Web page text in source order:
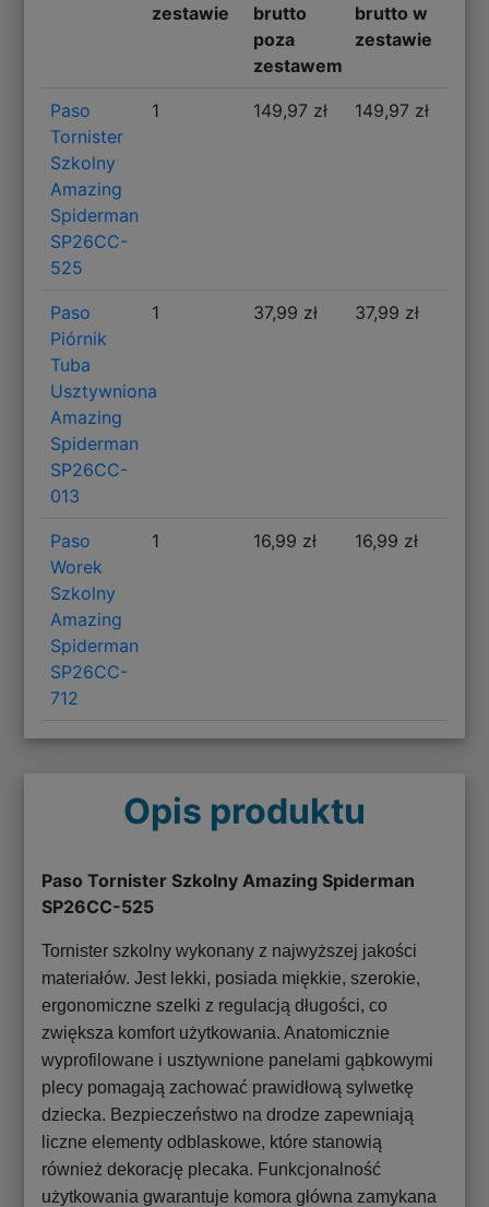
zestawie
brutto
poza
zestawem
brutto w
zestawie
Paso
Tornister
Szkolny
Amazing
Spiderman
SP26CC-
525
1 149,97 zł 149,97 zł
Paso
Piórnik
Tuba
Usztywniona
Amazing
Spiderman
SP26CC-
013
1 37,99 zł 37,99 zł
Paso
Worek
Szkolny
Amazing
Spiderman
SP26CC-
712
1 16,99 zł 16,99 zł
Opis produktu
Paso Tornister Szkolny Amazing Spiderman
SP26CC-525
Tornister szkolny wykonany z najwyższej jakości
materiałów. Jest lekki, posiada miękkie, szerokie,
ergonomiczne szelki z regulacją długości, co
zwiększa komfort użytkowania. Anatomicznie
wyprofilowane i usztywnione panelami gąbkowymi
plecy pomagają zachować prawidłową sylwetkę
dziecka. Bezpieczeństwo na drodze zapewniają
liczne elementy odblaskowe, które stanowią
również dekorację plecaka. Funkcjonalność
użytkowania gwarantuje komora główna zamykana